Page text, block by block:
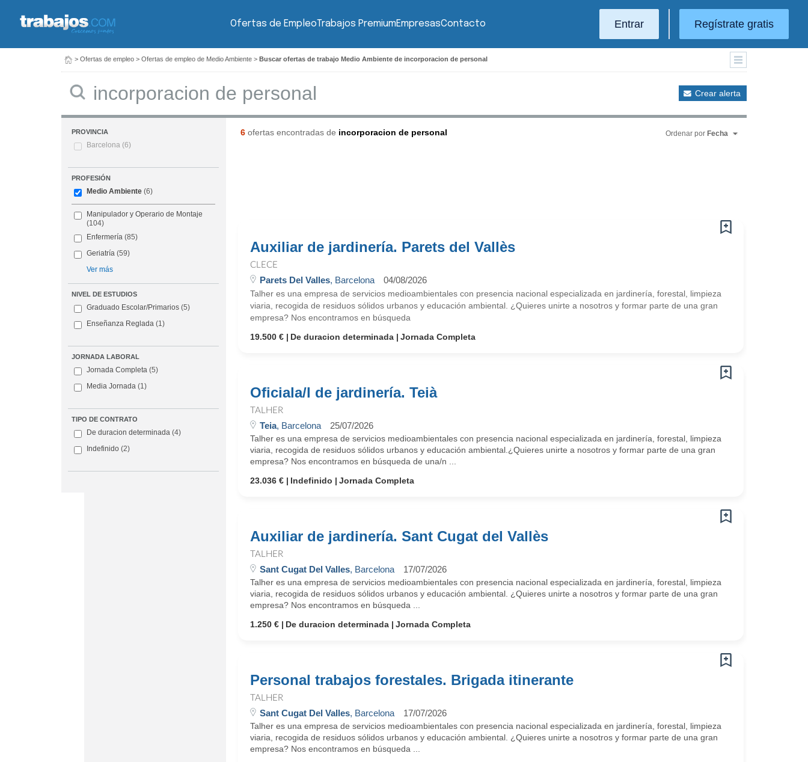
Ofertas de EmpleoTrabajos PremiumEmpresasContacto Entrar Regístrate gratis
> Ofertas de empleo > Ofertas de empleo de Medio Ambiente > Buscar ofertas de trabajo Medio Ambiente de incorporacion de personal
Crear alerta
PROVINCIA
Barcelona (6)
PROFESIÓN
Medio Ambiente (6)
Manipulador y Operario de Montaje
(104)
Enfermería (85)
Geriatría (59)
Ver más
NIVEL DE ESTUDIOS
Graduado Escolar/Primarios (5)
Enseñanza Reglada (1)
JORNADA LABORAL
Jornada Completa (5)
Media Jornada (1)
TIPO DE CONTRATO
De duracion determinada (4)
Indefinido (2)
6ofertas encontradas de incorporacion de personal Ordenar por Fecha
Auxiliar de jardinería. Parets del Vallès
CLECE
Parets Del Valles, Barcelona 04/08/2026
Talher es una empresa de servicios medioambientales con presencia nacional especializada en jardinería, forestal, limpieza
viaria, recogida de residuos sólidos urbanos y educación ambiental. ¿Quieres unirte a nosotros y formar parte de una gran
empresa? Nos encontramos en búsqueda
19.500 €
De duracion determinada Jornada Completa
Oficiala/l de jardinería. Teià
TALHER
Teia, Barcelona 25/07/2026
Talher es una empresa de servicios medioambientales con presencia nacional especializada en jardinería, forestal, limpieza
viaria, recogida de residuos sólidos urbanos y educación ambiental.¿Quieres unirte a nosotros y formar parte de una gran
empresa? Nos encontramos en búsqueda de una/n ...
23.036 €
Indefinido Jornada Completa
Auxiliar de jardinería. Sant Cugat del Vallès
TALHER
Sant Cugat Del Valles, Barcelona 17/07/2026
Talher es una empresa de servicios medioambientales con presencia nacional especializada en jardinería, forestal, limpieza
viaria, recogida de residuos sólidos urbanos y educación ambiental. ¿Quieres unirte a nosotros y formar parte de una gran
empresa? Nos encontramos en búsqueda ...
1.250 €
De duracion determinada Jornada Completa
Personal trabajos forestales. Brigada itinerante
TALHER
Sant Cugat Del Valles, Barcelona 17/07/2026
Talher es una empresa de servicios medioambientales con presencia nacional especializada en jardinería, forestal, limpieza
viaria, recogida de residuos sólidos urbanos y educación ambiental. ¿Quieres unirte a nosotros y formar parte de una gran
empresa? Nos encontramos en búsqueda ...